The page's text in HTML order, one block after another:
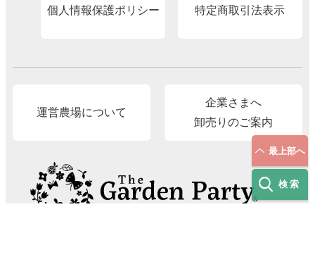
個人情報保護ポリシー 特定商取引法表示
運営農場について
企業さまへ
卸売りのご案内
最上部へ
検索